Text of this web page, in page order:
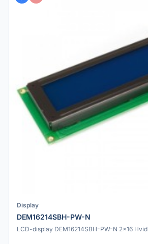
Display
DEM16214SBH-PW-N
LCD-display DEM16214SBH-PW-N 2x16 Hvid